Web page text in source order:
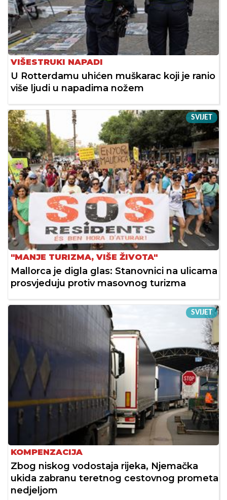
VIŠESTRUKI NAPADI
U Rotterdamu uhićen muškarac koji je ranio
više ljudi u napadima nožem
SVIJET
"MANJE TURIZMA, VIŠE ŽIVOTA"
Mallorca je digla glas: Stanovnici na ulicama
prosvjeduju protiv masovnog turizma
SVIJET
KOMPENZACIJA
Zbog niskog vodostaja rijeka, Njemačka
ukida zabranu teretnog cestovnog prometa
nedjeljom